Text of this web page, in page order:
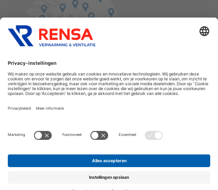
Cookies
Privacyverklaring
Disclaimer